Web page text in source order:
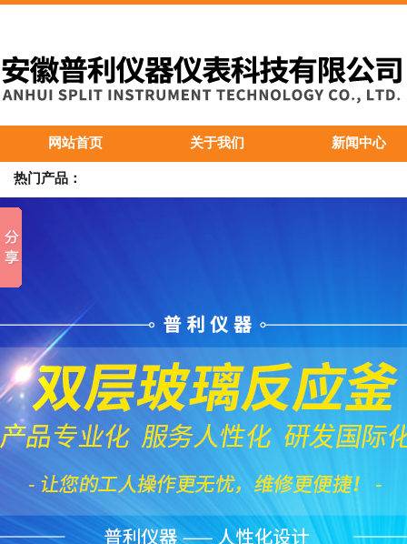
网站首页 关于我们 新闻中心
热门产品：